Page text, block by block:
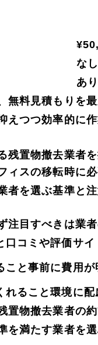
なし
あり
無料見積もりを
えつつ効率的に
残置物撤去業者
ィスの移転時に
者を選ぶ基準と
注目すべきは業
口コミや評価サ
と事前に費用
れること環境に
置物撤去業者の
を満たす業者を